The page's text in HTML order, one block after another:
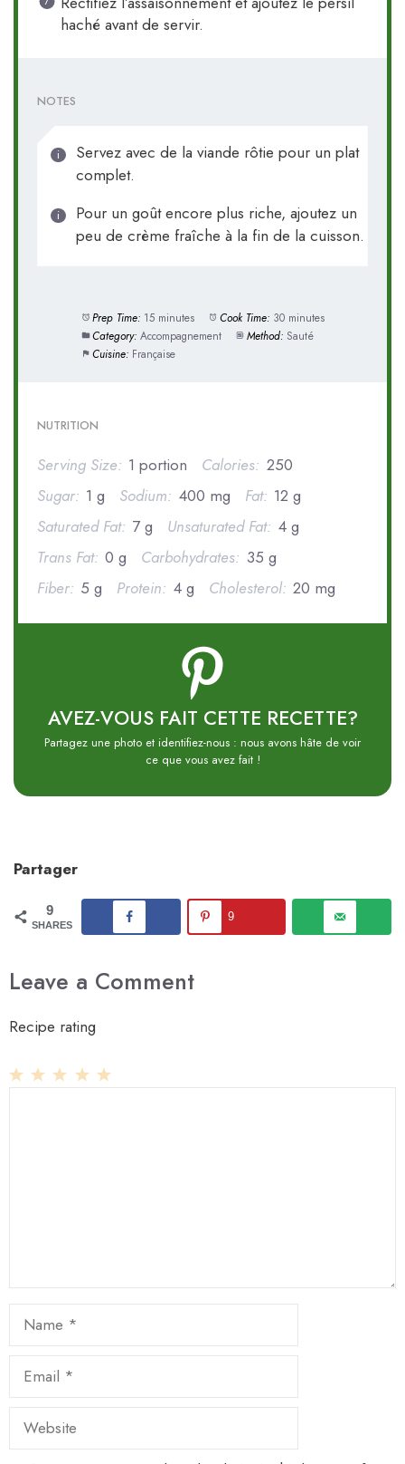
haché avant de servir.
NOTES
Servez avec de la viande rôtie pour un plat
complet.
Pour un goût encore plus riche, ajoutez un
peu de crème fraîche à la fin de la cuisson.
Prep Time: 15 minutes Cook Time: 30 minutes
Category: Accompagnement Method: Sauté
Cuisine: Française
NUTRITION
Serving Size: 1 portion Calories: 250
Sugar: 1 g Sodium: 400 mg Fat: 12 g
Saturated Fat: 7 g Unsaturated Fat: 4 g
Trans Fat: 0 g Carbohydrates: 35 g
Fiber: 5 g Protein: 4 g Cholesterol: 20 mg
AVEZ-VOUS FAIT CETTE RECETTE?
Partagez une photo et identifiez-nous : nous avons hâte de voir
ce que vous avez fait !
Partager
9
SHARES
9
Leave a Comment
Recipe rating
Name
Email
Website